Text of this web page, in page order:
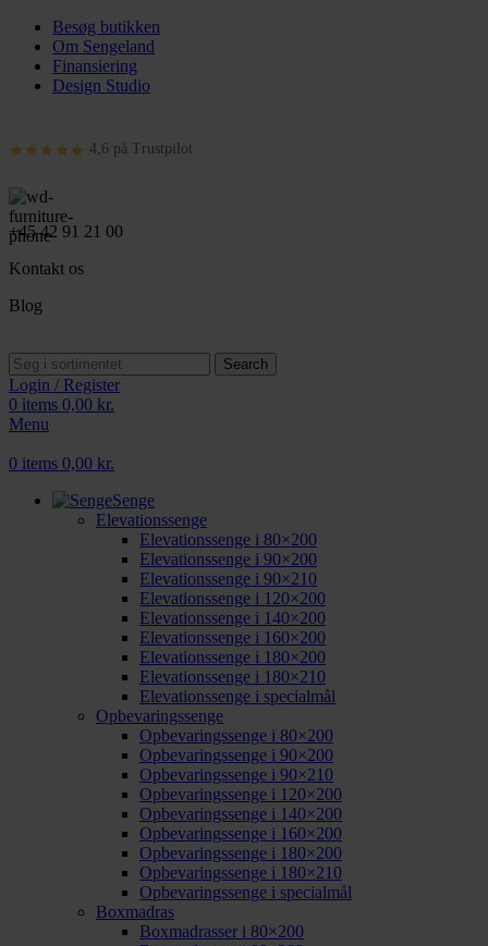
Besøg butikken
Om Sengeland
Finansiering
Design Studio
4,6 på Trustpilot
+45 42 91 21 00
Kontakt os
Blog
Search
Login / Register
0 items 0,00 kr.
Menu
0 items 0,00 kr.
Senge
Elevationssenge
Elevationssenge i 80×200
Elevationssenge i 90×200
Elevationssenge i 90×210
Elevationssenge i 120×200
Elevationssenge i 140×200
Elevationssenge i 160×200
Elevationssenge i 180×200
Elevationssenge i 180×210
Elevationssenge i specialmål
Opbevaringssenge
Opbevaringssenge i 80×200
Opbevaringssenge i 90×200
Opbevaringssenge i 90×210
Opbevaringssenge i 120×200
Opbevaringssenge i 140×200
Opbevaringssenge i 160×200
Opbevaringssenge i 180×200
Opbevaringssenge i 180×210
Opbevaringssenge i specialmål
Boxmadras
Boxmadrasser i 80×200